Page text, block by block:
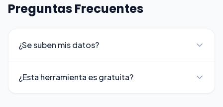
Preguntas Frecuentes
¿Se suben mis datos?
¿Esta herramienta es gratuita?